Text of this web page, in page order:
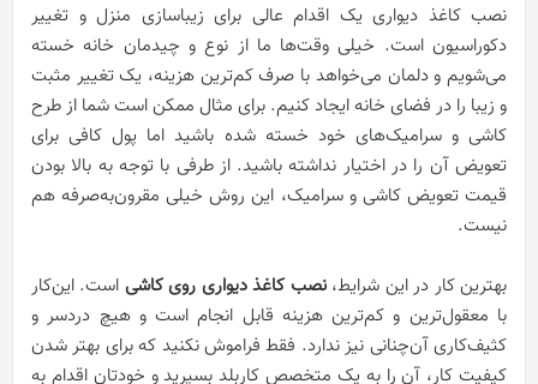
نصب کاغذ دیواری یک اقدام عالی برای زیباسازی منزل و تغییر
دکوراسیون است. خیلی وقت‌ها ما از نوع و چیدمان خانه خسته
می‌شویم و دلمان می‌خواهد با صرف کم‌ترین هزینه، یک تغییر مثبت
و زیبا را در فضای خانه ایجاد کنیم. برای مثال ممکن است شما از طرح
کاشی و سرامیک‌های خود خسته شده باشید اما پول کافی برای
تعویض آن را در اختیار نداشته باشید. از طرفی با توجه به بالا بودن
قیمت تعویض کاشی و سرامیک، این روش خیلی مقرون‌به‌صرفه هم
نیست.
بهترین کار در این شرایط،نصب کاغذ دیواری روی کاشی است. این‌کار
با معقول‌ترین و کم‌ترین هزینه قابل انجام است و هیچ دردسر و
کثیف‌کاری آن‌چنانی نیز ندارد. فقط فراموش نکنید که برای بهتر شدن
کیفیت کار، آن را به یک متخصص کاربلد بسپرید و خودتان اقدام به